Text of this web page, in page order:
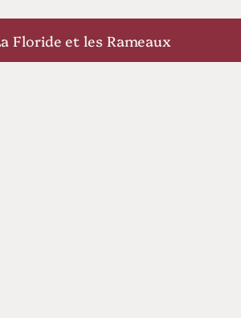
Floride et les Rameaux